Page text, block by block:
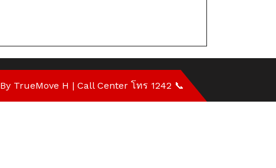
เน็ต
ไม่
ลด
By TrueMove H | Call Center โทร 1242 📞